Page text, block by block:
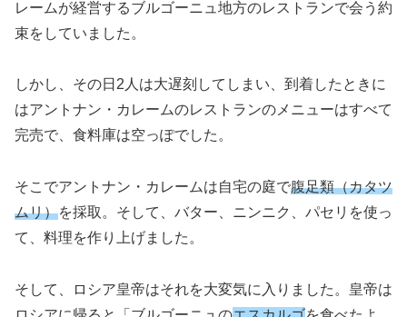
レームが経営するブルゴーニュ地方のレストランで会う約
束をしていました。
しかし、その日2人は大遅刻してしまい、到着したときに
はアントナン・カレームのレストランのメニューはすべて
完売で、食料庫は空っぽでした。
そこでアントナン・カレームは自宅の庭で腹足類（カタツ
ムリ）を採取。そして、バター、ニンニク、パセリを使っ
て、料理を作り上げました。
そして、ロシア皇帝はそれを大変気に入りました。皇帝は